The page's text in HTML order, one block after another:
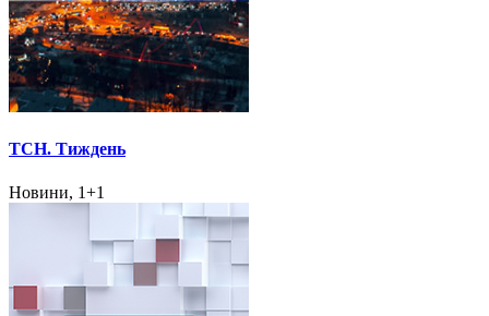
ТСН. Тиждень
Новини, 1+1